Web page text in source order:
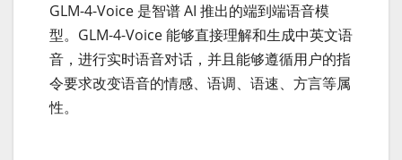
GLM-4-Voice 是智谱 AI 推出的端到端语音模
型。GLM-4-Voice 能够直接理解和生成中英文语
音，进行实时语音对话，并且能够遵循用户的指
令要求改变语音的情感、语调、语速、方言等属
性。